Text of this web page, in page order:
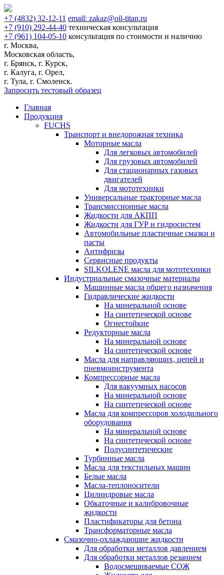
+7 (4832) 32-12-11 email: zakaz@oil-titan.ru
+7 (910) 292-44-40 техническая консультация
+7 (961) 104-05-10 консультация по стоимости и наличию
г. Москва,
Московская область,
г. Брянск, г. Курск,
г. Калуга, г. Орел,
г. Тула, г. Смоленск.
Запросить тестовый образец
Главная
Продукция
FUCHS
Транспорт и внедорожная техника
Моторные масла
Для легковых автомобилей
Для грузовых автомобилей
Для стационарных газовых
двигателей
Для мототехники
Универсальные тракторные масла
Трансмиссионные масла
Жидкости для АКПП
Жидкости для ГУР и гидросистем
Автомобильные пластичные смазки и
пасты
Антифризы
Сервисные продукты
SILKOLENE масла для мототехники
Индустриальные смазочные материалы
Машинные масла общего назначения
Гидравлические жидкости
На минеральной основе
На синтетической основе
Огнестойкие
Редукторные масла
На минеральной основе
На синтетической основе
Масла для направляющих, цепей и
пневмоинструмента
Компрессорные масла
Для вакуумных насосов
На минеральной основе
На синтетической основе
Масла для компрессоров холодильного
оборудования
На минеральной основе
На синтетической основе
Полусинтетические
Турбинные масла
Масла для текстильных машин
Белые масла
Масла-теплоносители
Цилиндровые масла
Обкаточные и калибровочные
жидкости
Пластификаторы для бетона
Трансформаторные масла
Смазочно-охлаждающие жидкости
Для обработки металлов давлением
Для обработки металлов резанием
Водосмешиваемые СОЖ